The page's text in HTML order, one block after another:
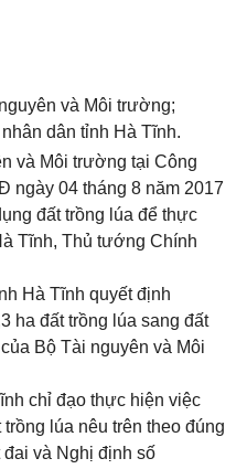
và Môi trường;
dân tỉnh Hà Tĩnh.
và Môi trường tại Công
ngày 04 tháng 8 năm 2017
đất trồng lúa để thực
Tĩnh, Thủ tướng Chính
nh Hà Tĩnh quyết định
3 ha đất trồng lúa sang đất
Bộ Tài nguyên và Môi
ĩnh chỉ đạo thực hiện việc
lúa nêu trên theo đúng
và Nghị định số